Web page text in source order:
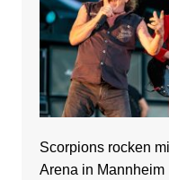
Scorpions rocken
Arena in Mannheim